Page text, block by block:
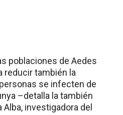
poblaciones de Aedes
reducir también la
se infecten de
–detalla la también
Alba, investigadora del